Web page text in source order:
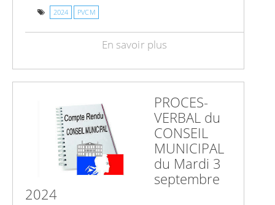
2024 PVCM
En savoir plus
PROCES-
VERBAL du
CONSEIL
MUNICIPAL
du Mardi 3
septembre
2024